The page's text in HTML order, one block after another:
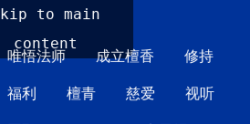
to main
content
唯悟法师 成立檀香 修持
福利 檀青 慈爱 视听